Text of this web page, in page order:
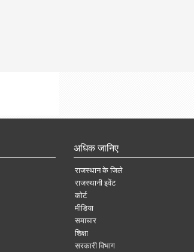
अधिक जानिए
राजस्थान के जिले
राजस्थानी इवेंट
कोर्ट
मीडिया
समाचार
शिक्षा
सरकारी विभाग